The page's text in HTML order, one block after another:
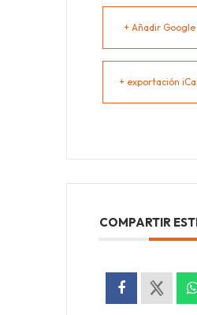
+ Añadir
+ exportación
COMPARTIR